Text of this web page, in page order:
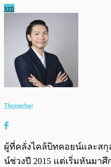
xrp
Thongchai
ผู้ที่คลั่งไคล้บิทคอยน์และสกุ
น์ช่วงปี 2015 แต่เริ่มหันมาศึ